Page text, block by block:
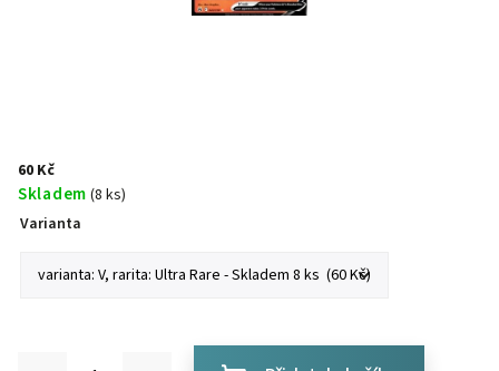
60 Kč
Skladem (8 ks)
Varianta